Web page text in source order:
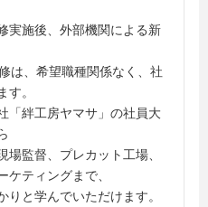
実施後、外部機関による新
は、希望職種関係なく、社
す。
「絆工房ヤマサ」の社員大
監督、プレカット工場、
ケティングまで、
と学んでいただけます。